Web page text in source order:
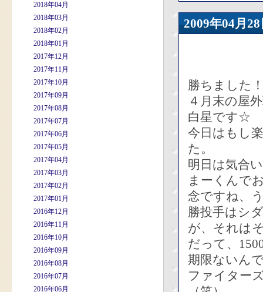
2018年04月
2018年03月
2018年02月
2018年01月
2017年12月
2017年11月
2017年10月
2017年09月
2017年08月
2017年07月
2017年06月
2017年05月
2017年04月
2017年03月
2017年02月
2017年01月
2016年12月
2016年11月
2016年10月
2016年09月
2016年08月
2016年07月
2016年06月
2009年04
勝ちました
４月末の屋
白星です☆
今日はもし
た。
明日は気合
まーくんで
念ですね、
勝投手はシ
が、それは
だって、
期限ないん
ファイター